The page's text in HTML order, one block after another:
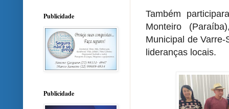
Também
Monteiro
Municipal de
lideranças locais.
Publicidade
Publicidade